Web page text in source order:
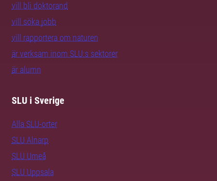
vill bli doktorand
vill söka jobb
vill rapportera om naturen
är verksam inom SLU:s sektorer
är alumn
SLU i Sverige
Alla SLU-orter
SLU Alnarp
SLU Umeå
SLU Uppsala